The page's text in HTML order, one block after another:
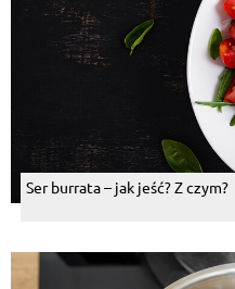
Ser burrata – jak jeść? Z czym?